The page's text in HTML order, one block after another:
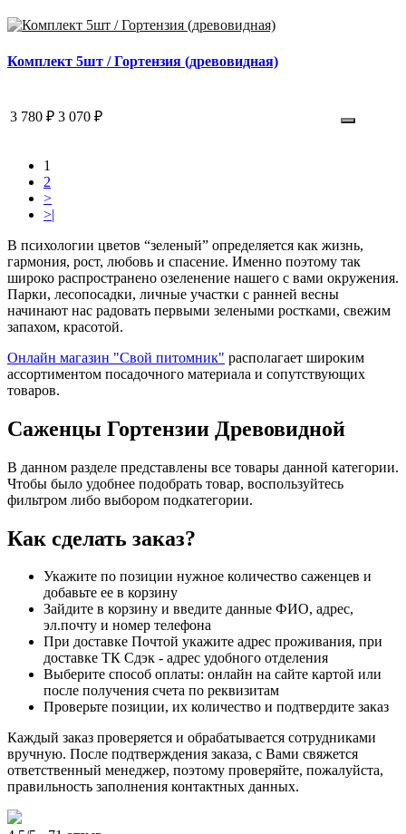
Комплект 5шт / Гортензия (древовидная)
3 780 ₽ 3 070 ₽
1
2
>
>|
В психологии цветов “зеленый” определяется как жизнь,
гармония, рост, любовь и спасение. Именно поэтому так
широко распространено озеленение нашего с вами окружения.
Парки, лесопосадки, личные участки с ранней весны
начинают нас радовать первыми зелеными ростками, свежим
запахом, красотой.
Онлайн магазин "Свой питомник" располагает широким
ассортиментом посадочного материала и сопутствующих
товаров.
Саженцы Гортензии Древовидной
В данном разделе представлены все товары данной категории.
Чтобы было удобнее подобрать товар, воспользуйтесь
фильтром либо выбором подкатегории.
Как сделать заказ?
Укажите по позиции нужное количество саженцев и
добавьте ее в корзину
Зайдите в корзину и введите данные ФИО, адрес,
эл.почту и номер телефона
При доставке Почтой укажите адрес проживания, при
доставке ТК Сдэк - адрес удобного отделения
Выберите способ оплаты: онлайн на сайте картой или
после получения счета по реквизитам
Проверьте позиции, их количество и подтвердите заказ
Каждый заказ проверяется и обрабатывается сотрудниками
вручную. После подтверждения заказа, с Вами свяжется
ответственный менеджер, поэтому проверяйте, пожалуйста,
правильность заполнения контактных данных.